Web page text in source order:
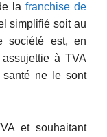
la franchise de
simplifié soit au
société est, en
à TVA
santé ne le sont
et souhaitant